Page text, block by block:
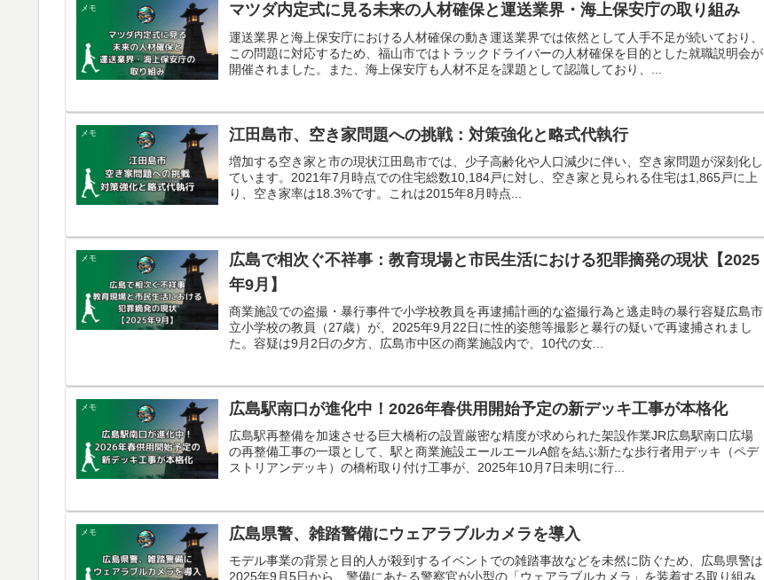
メモ マツダ内定式に見る未来の人材確保と運送業界・海上保安庁の取り組み
運送業界と海上保安庁における人材確保の動き運送業界では依然として人手不足が続いており、
この問題に対応するため、福山市ではトラックドライバーの人材確保を目的とした就職説明会が
開催されました。また、海上保安庁も人材不足を課題として認識しており、...
メモ 江田島市、空き家問題への挑戦：対策強化と略式代執行
増加する空き家と市の現状江田島市では、少子高齢化や人口減少に伴い、空き家問題が深刻化し
ています。2021年7月時点での住宅総数10,184戸に対し、空き家と見られる住宅は1,865戸に上
り、空き家率は18.3%です。これは2015年8月時点...
メモ
広島で相次ぐ不祥事：教育現場と市民生活における犯罪摘発の現状【2025
年9月】
商業施設での盗撮・暴行事件で小学校教員を再逮捕計画的な盗撮行為と逃走時の暴行容疑広島市
立小学校の教員（27歳）が、2025年9月22日に性的姿態等撮影と暴行の疑いで再逮捕されまし
た。容疑は9月2日の夕方、広島市中区の商業施設内で、10代の女...
メモ 広島駅南口が進化中！2026年春供用開始予定の新デッキ工事が本格化
広島駅再整備を加速させる巨大橋桁の設置厳密な精度が求められた架設作業JR広島駅南口広場
の再整備工事の一環として、駅と商業施設エールエールA館を結ぶ新たな歩行者用デッキ（ペデ
ストリアンデッキ）の橋桁取り付け工事が、2025年10月7日未明に行...
メモ 広島県警、雑踏警備にウェアラブルカメラを導入
モデル事業の背景と目的人が殺到するイベントでの雑踏事故などを未然に防ぐため、広島県警は
2025年9月5日から、警備にあたる警察官が小型の「ウェアラブルカメラ」を装着する取り組み